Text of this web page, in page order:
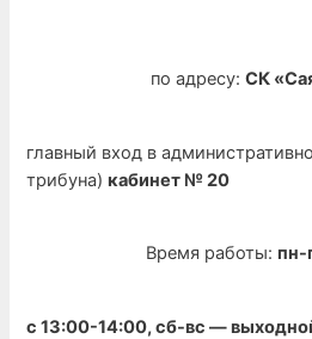
по адресу:СК
главный вход в
трибуна)кабинет № 20
Время работы:пн-
с 13:00-14:00, сб-вс —